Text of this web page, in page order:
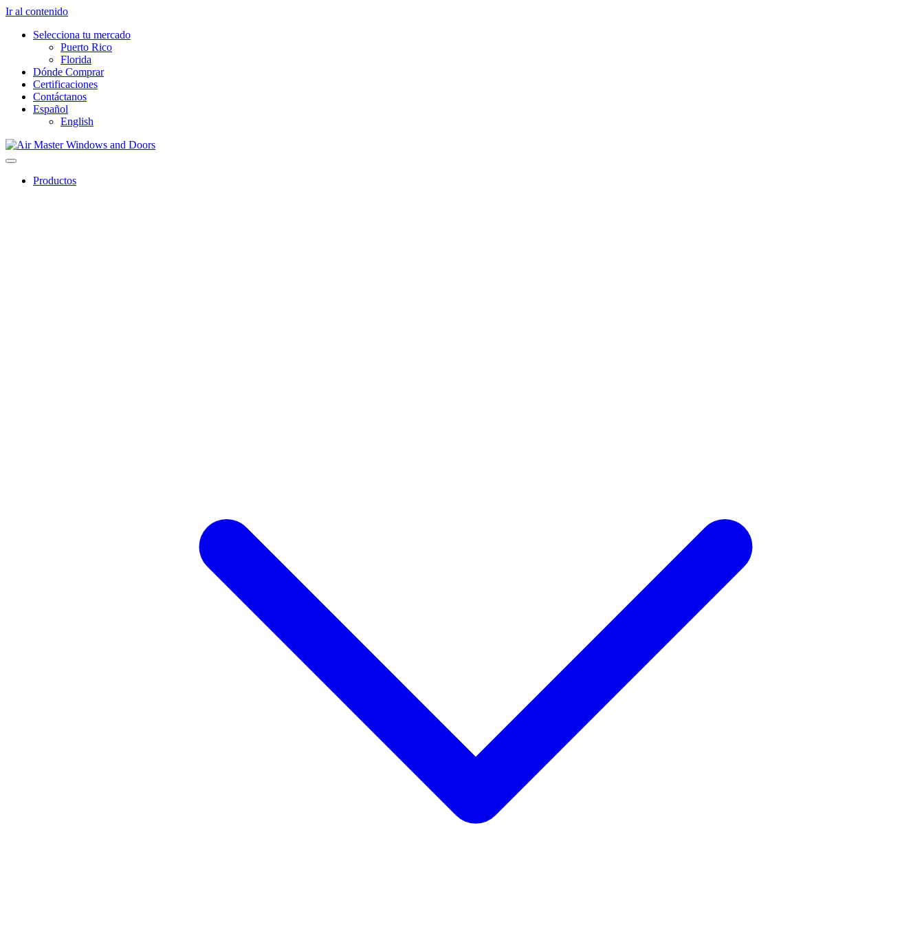
Ir al contenido
Selecciona tu mercado
Puerto Rico
Florida
Dónde Comprar
Certificaciones
Contáctanos
Español
English
Productos